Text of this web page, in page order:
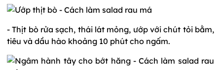
- Thịt bò rửa sạch, thái lát mỏng, ướp với chút tỏi bằm,
tiêu và dầu hào khoảng 10 phút cho ngấm.